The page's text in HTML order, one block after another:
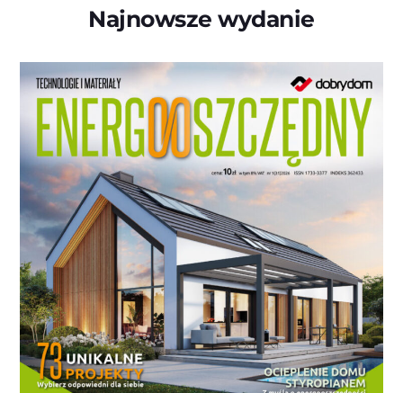
Najnowsze wydanie